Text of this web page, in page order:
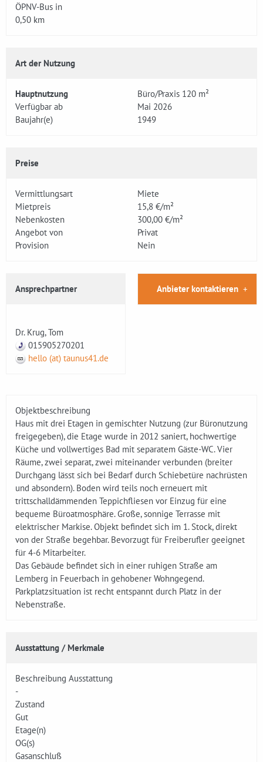
ÖPNV-Bus in
0,50 km
Art der Nutzung
Hauptnutzung
Büro/Praxis 120 m²
Verfügbar ab
Mai 2026
Baujahr(e)
1949
Preise
Vermittlungsart
Miete
Mietpreis
15,8 €/m²
Nebenkosten
300,00 €/m²
Angebot von
Privat
Provision
Nein
Ansprechpartner
Dr. Krug, Tom
015905270201
hello (at) taunus41.de
Anbieter kontaktieren
Objektbeschreibung
Haus mit drei Etagen in gemischter Nutzung (zur Büronutzung
freigegeben), die Etage wurde in 2012 saniert, hochwertige
Küche und vollwertiges Bad mit separatem Gäste-WC. Vier
Räume, zwei separat, zwei miteinander verbunden (breiter
Durchgang lässt sich bei Bedarf durch Schiebetüre nachrüsten
und absondern). Boden wird teils noch erneuert mit
trittschalldämmenden Teppichfliesen vor Einzug für eine
bequeme Büroatmosphäre. Große, sonnige Terrasse mit
elektrischer Markise. Objekt befindet sich im 1. Stock, direkt
von der Straße begehbar. Bevorzugt für Freiberufler geeignet
für 4-6 Mitarbeiter.
Das Gebäude befindet sich in einer ruhigen Straße am
Lemberg in Feuerbach in gehobener Wohngegend.
Parkplatzsituation ist recht entspannt durch Platz in der
Nebenstraße.
Ausstattung / Merkmale
Beschreibung Ausstattung
-
Zustand
Gut
Etage(n)
OG(s)
Gasanschluß